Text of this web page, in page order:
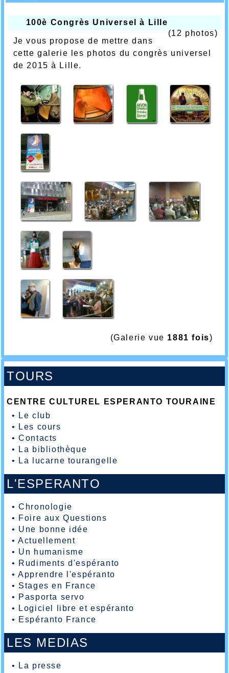
TOURS
CENTRE CULTUREL ESPERANTO TOURAINE
•
Le club
•
Les cours
•Contacts
•
La bibliothèque
•
La lucarne tourangelle
L'ESPERANTO
•Chronologie
• Foire aux Questions
• Une bonne idée
•Actuellement
• Un humanisme
• Rudiments d'espéranto
•Apprendre l'espéranto
• Stages en France
• Pasporta servo
•
Logiciel libre et espéranto
• Espéranto France
LES MEDIAS
•
La presse
100è Congrès Universel à Lille
(12 photos)
Je vous propose de mettre dans
cette galerie les photos du congrès universel
de 2015 à Lille.
(Galerie vue 1881 fois)